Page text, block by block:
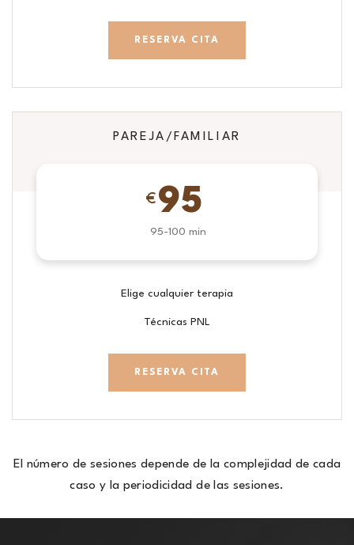
RESERVA CITA
PAREJA/FAMILIAR
€ 95
95-100 min
Elige cualquier terapia
Técnicas PNL
RESERVA CITA
El número de sesiones depende de la complejidad de cada
caso y la periodicidad de las sesiones.